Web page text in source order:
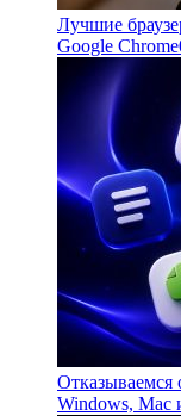
Лучшие
Google Chrome
Отказываемся
Windows, Mac